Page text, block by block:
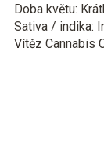
Doba květu:
Sativa / indika:
Vítěz Cannabis